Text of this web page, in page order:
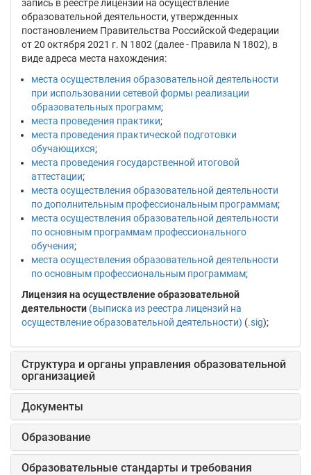
запись в реестре лицензий на осуществление
образовательной деятельности, утвержденных
постановлением Правительства Российской Федерации
от 20 октября 2021 г. N 1802 (далее - Правила N 1802), в
виде адреса места нахождения:
места осуществления образовательной деятельности
при использовании сетевой формы реализации
образовательных программ;
места проведения практики;
места проведения практической подготовки
обучающихся;
места проведения государственной итоговой
аттестации;
места осуществления образовательной деятельности
по дополнительным профессиональным программам;
места осуществления образовательной деятельности
по основным программам профессионального
обучения;
места осуществления образовательной деятельности
по основным профессиональным программам;
Лицензия на осуществление образовательной
деятельности (выписка из реестра лицензий на
осуществление образовательной деятельности) (.sig);
Структура и органы управления образовательной
организацией
Документы
Образование
Образовательные стандарты и требования